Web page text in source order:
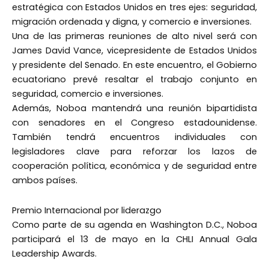
estratégica con Estados Unidos en tres ejes: seguridad,
migración ordenada y digna, y comercio e inversiones.
Una de las primeras reuniones de alto nivel será con
James David Vance, vicepresidente de Estados Unidos
y presidente del Senado. En este encuentro, el Gobierno
ecuatoriano prevé resaltar el trabajo conjunto en
seguridad, comercio e inversiones.
Además, Noboa mantendrá una reunión bipartidista
con senadores en el Congreso estadounidense.
También tendrá encuentros individuales con
legisladores clave para reforzar los lazos de
cooperación política, económica y de seguridad entre
ambos países.
Premio Internacional por liderazgo
Como parte de su agenda en Washington D.C., Noboa
participará el 13 de mayo en la CHLI Annual Gala
Leadership Awards.